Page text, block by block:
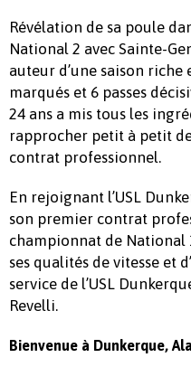
Révélation de sa poule
National 2 avec Sainte-
auteur d’une saison riche
marqués et 6 passes
24 ans a mis tous les
rapprocher petit à petit
contrat professionnel.
En rejoignant l’USL
son premier contrat
championnat de
ses qualités de vitesse et
service de l’USL
Revelli.
Bienvenue à Dunkerque,